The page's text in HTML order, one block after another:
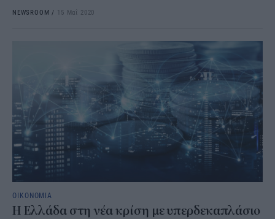
NEWSROOM / 15 Μαΐ 2020
ΟΙΚΟΝΟΜΙΑ
Η Ελλάδα στη νέα κρίση με υπερδεκαπλάσιο